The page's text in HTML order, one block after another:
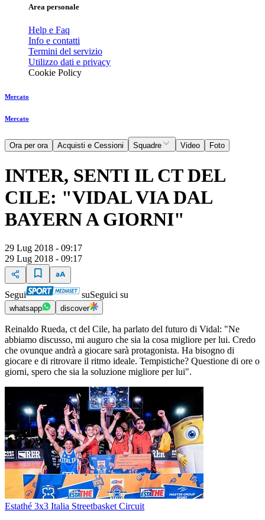
Area personale
Help e Faq
Info e contatti
Termini del servizio
Utilizzo dati e privacy
Cookie Policy
Mercato
Mercato
Ora per ora Acquisti e Cessioni Squadre Video Foto
INTER, SENTI IL CT DEL
CILE: "VIDAL VIA DAL
BAYERN A GIORNI"
29 Lug 2018 - 09:17
29 Lug 2018 - 09:17
Segui suSeguici su
whatsapp discover
Reinaldo Rueda, ct del Cile, ha parlato del futuro di Vidal: "Ne
abbiamo discusso, mi auguro che sia la cosa migliore per lui. Credo
che ovunque andrà a giocare sarà protagonista. Ha bisogno di
giocare e di ritrovare il ritmo ideale. Tempistiche? Questione di ore o
giorni, spero che sia la soluzione migliore per lui".
Estathé 3x3 Italia Streetbasket Circuit